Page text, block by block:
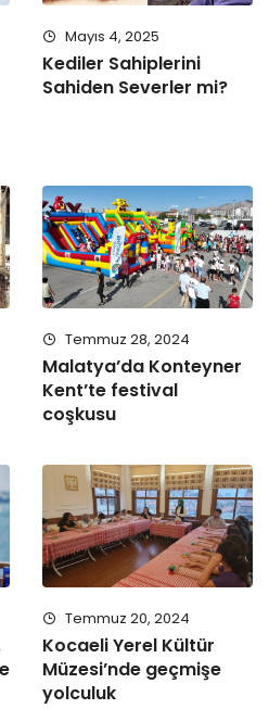
Mayıs 4, 2025
Kediler Sahiplerini
Sahiden Severler mi?
Temmuz 28, 2024
Malatya’da Konteyner
Kent’te festival
coşkusu
Temmuz 20, 2024
Kocaeli Yerel Kültür
Müzesi’nde geçmişe
yolculuk